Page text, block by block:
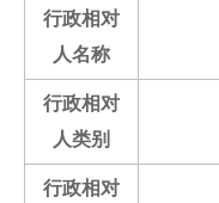
行政相对
人名称
行政相对
人类别
行政相对